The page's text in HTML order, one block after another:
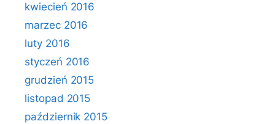
kwiecień 2016
marzec 2016
luty 2016
styczeń 2016
grudzień 2015
listopad 2015
październik 2015